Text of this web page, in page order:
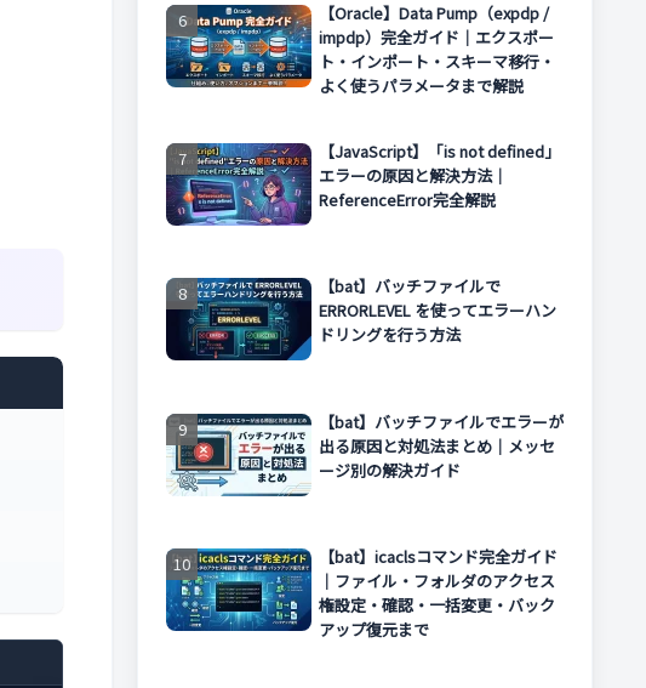
【Oracle】Data Pump（expdp /
impdp）完全ガイド｜エクスポー
ト・インポート・スキーマ移行・
よく使うパラメータまで解説
【JavaScript】「is not defined」
エラーの原因と解決方法｜
ReferenceError完全解説
【bat】バッチファイルで
ERRORLEVEL を使ってエラーハン
ドリングを行う方法
【bat】バッチファイルでエラーが
出る原因と対処法まとめ｜メッセ
ージ別の解決ガイド
【bat】icaclsコマンド完全ガイド
｜ファイル・フォルダのアクセス
権設定・確認・一括変更・バック
アップ復元まで